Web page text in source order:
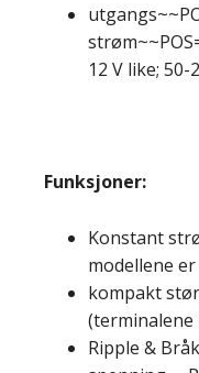
12 V like; 50-
Funksjoner:
Konstant
modellene
kompakt
(terminalene
Ripple &